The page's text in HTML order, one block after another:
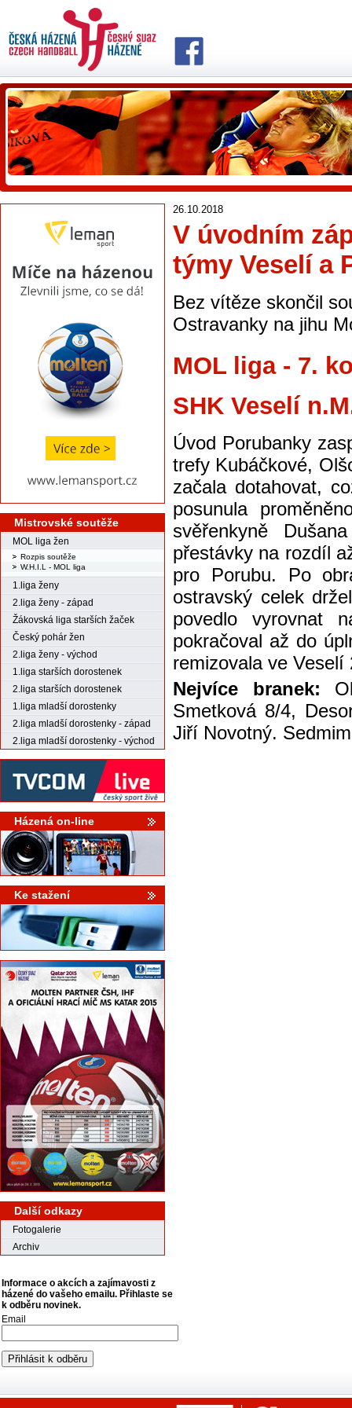
Mistrovské soutěže
MOL liga žen
Rozpis soutěže
W.H.I.L - MOL liga
1.liga ženy
2.liga ženy - západ
Žákovská liga starších žaček
Český pohár žen
2.liga ženy - východ
1.liga starších dorostenek
2.liga starších dorostenek
1.liga mladší dorostenky
2.liga mladší dorostenky - západ
2.liga mladší dorostenky - východ
Házená on-line
Ke stažení
Další odkazy
Fotogalerie
Archiv
Informace o akcích a zajímavosti z
házené do vašeho emailu. Přihlaste se
k odběru novinek.
Email
26.10.2018
V úvodním
týmy Veselí a
Bez vítěze skončil
Ostravanky na jihu
MOL liga - 7.
SHK Veselí
Úvod Porubanky
trefy Kubáčkové,
začala dotahovat,
posunula
svěřenkyně
přestávky na rozdíl
pro Porubu. Po
ostravský celek
povedlo vyrovnat
pokračoval až do
remizovala ve Veselí
Nejvíce branek:
Smetková 8/4,
Jiří Novotný.